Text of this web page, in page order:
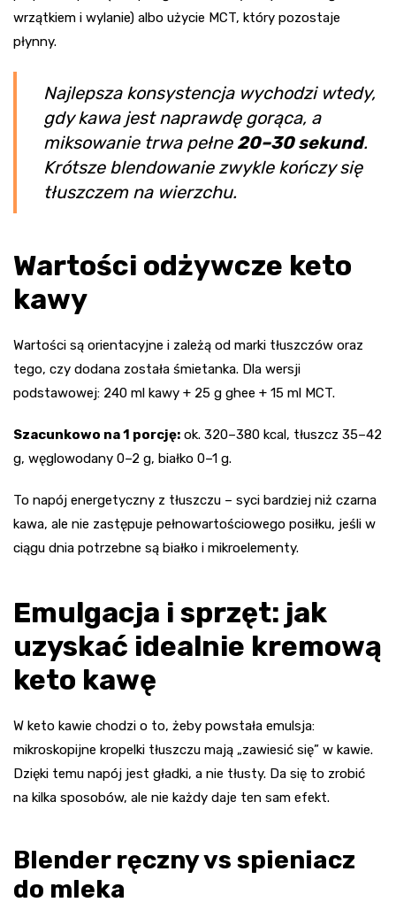
wrzątkiem i wylanie) albo użycie MCT, który pozostaje
płynny.
Najlepsza konsystencja wychodzi wtedy,
gdy kawa jest naprawdę gorąca, a
miksowanie trwa pełne 20–30 sekund.
Krótsze blendowanie zwykle kończy się
tłuszczem na wierzchu.
Wartości odżywcze keto
kawy
Wartości są orientacyjne i zależą od marki tłuszczów oraz
tego, czy dodana została śmietanka. Dla wersji
podstawowej: 240 ml kawy + 25 g ghee + 15 ml MCT.
Szacunkowo na 1 porcję: ok. 320–380 kcal, tłuszcz 35–42
g, węglowodany 0–2 g, białko 0–1 g.
To napój energetyczny z tłuszczu – syci bardziej niż czarna
kawa, ale nie zastępuje pełnowartościowego posiłku, jeśli w
ciągu dnia potrzebne są białko i mikroelementy.
Emulgacja i sprzęt: jak
uzyskać idealnie kremową
keto kawę
W keto kawie chodzi o to, żeby powstała emulsja:
mikroskopijne kropelki tłuszczu mają „zawiesić się” w kawie.
Dzięki temu napój jest gładki, a nie tłusty. Da się to zrobić
na kilka sposobów, ale nie każdy daje ten sam efekt.
Blender ręczny vs spieniacz
do mleka